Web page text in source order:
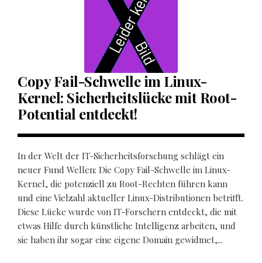
Copy Fail-Schwelle im Linux-
Kernel: Sicherheitslücke mit Root-
Potential entdeckt!
In der Welt der IT-Sicherheitsforschung schlägt ein
neuer Fund Wellen: Die Copy Fail-Schwelle im Linux-
Kernel, die potenziell zu Root-Rechten führen kann
und eine Vielzahl aktueller Linux-Distributionen betrifft.
Diese Lücke wurde von IT-Forschern entdeckt, die mit
etwas Hilfe durch künstliche Intelligenz arbeiten, und
sie haben ihr sogar eine eigene Domain gewidmet,...